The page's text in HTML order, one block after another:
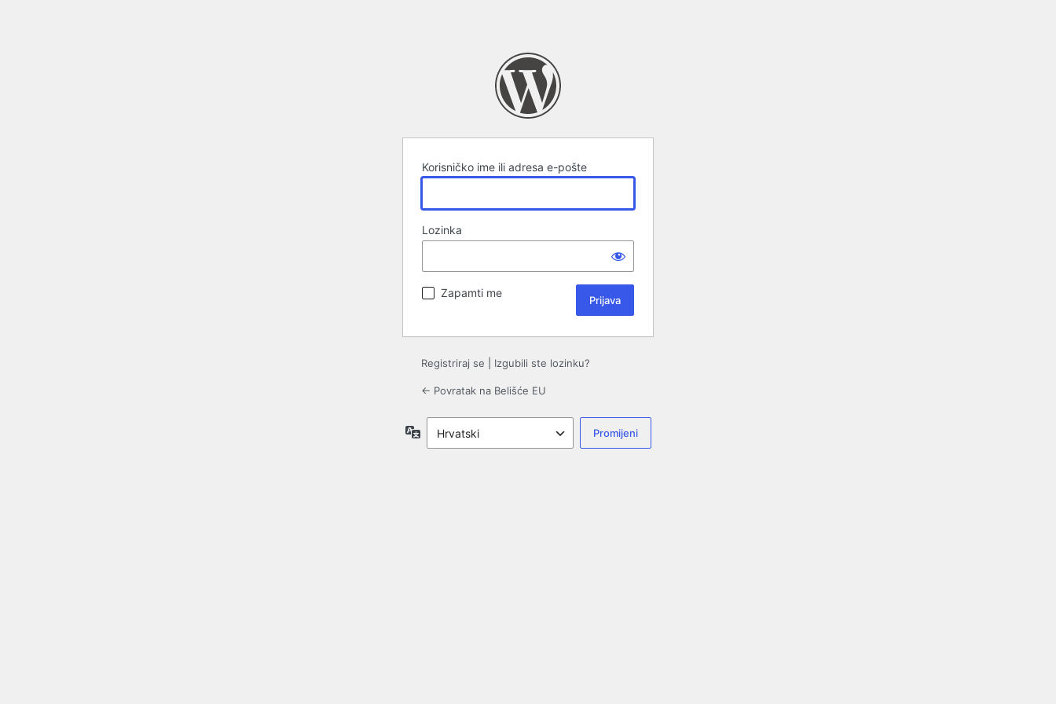
Korisničko ime ili adresa e-pošte
Lozinka
Zapamti me
Registriraj se Izgubili ste lozinku?
← Povratak na Belišće EU
Jezik